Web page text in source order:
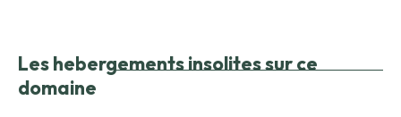
débordement, surplombant le paysage vallonné, ajoute une
touche de luxe supplémentaire. En prolongeant votre séjour,
vous aurez l'occasion de profiter de diverses activités
Les hebergements insolites sur ce
domaine